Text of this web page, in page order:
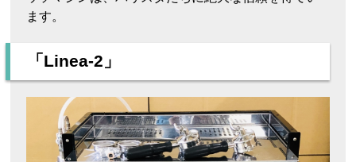
ます。
「Linea-2」